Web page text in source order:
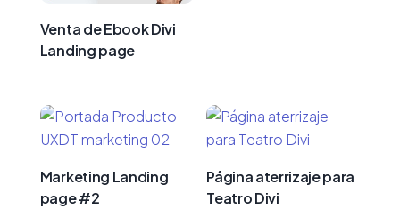
Venta de Ebook Divi
Landing page
Marketing Landing
page #2
Página aterrizaje para
Teatro Divi